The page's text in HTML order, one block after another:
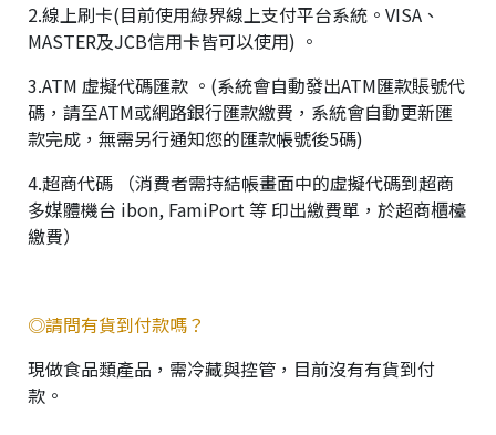
2.線上刷卡(目前使用綠界線上支付平台系統。VISA、
MASTER及JCB信用卡皆可以使用) 。
3.ATM 虛擬代碼匯款 。(系統會自動發出ATM匯款賬號代
碼，請至ATM或網路銀行匯款繳費，系統會自動更新匯
款完成，無需另行通知您的匯款帳號後5碼)
4.超商代碼 （消費者需持結帳畫面中的虛擬代碼到超商
多媒體機台 ibon, FamiPort 等 印出繳費單，於超商櫃檯
繳費）
◎請問有貨到付款嗎？
現做食品類產品，需冷藏與控管，目前沒有有貨到付
款。